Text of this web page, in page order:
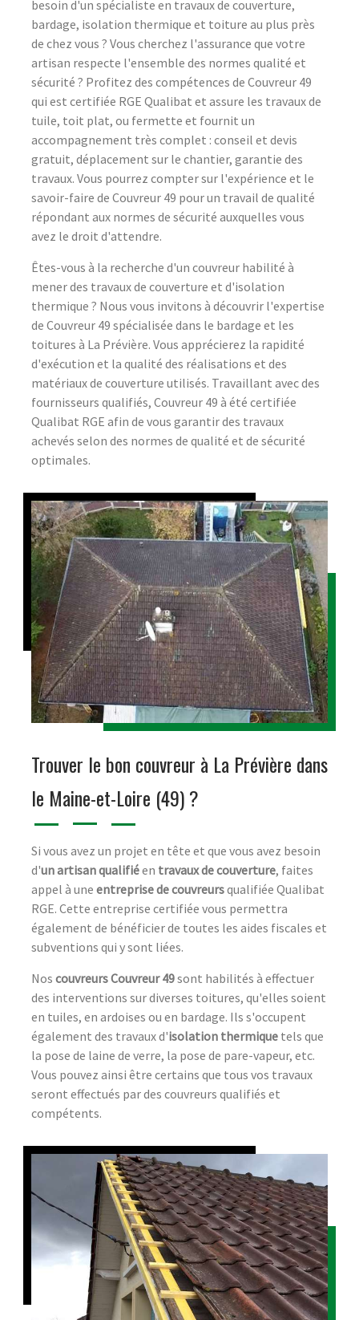
besoin d'un spécialiste en travaux de couverture,
bardage, isolation thermique et toiture au plus près
de chez vous ? Vous cherchez l'assurance que votre
artisan respecte l'ensemble des normes qualité et
sécurité ? Profitez des compétences de Couvreur 49
qui est certifiée RGE Qualibat et assure les travaux de
tuile, toit plat, ou fermette et fournit un
accompagnement très complet : conseil et devis
gratuit, déplacement sur le chantier, garantie des
travaux. Vous pourrez compter sur l'expérience et le
savoir-faire de Couvreur 49 pour un travail de qualité
répondant aux normes de sécurité auxquelles vous
avez le droit d'attendre.
Êtes-vous à la recherche d'un couvreur habilité à
mener des travaux de couverture et d'isolation
thermique ? Nous vous invitons à découvrir l'expertise
de Couvreur 49 spécialisée dans le bardage et les
toitures à La Prévière. Vous apprécierez la rapidité
d'exécution et la qualité des réalisations et des
matériaux de couverture utilisés. Travaillant avec des
fournisseurs qualifiés, Couvreur 49 à été certifiée
Qualibat RGE afin de vous garantir des travaux
achevés selon des normes de qualité et de sécurité
optimales.
Trouver le bon couvreur à La Prévière dans
le Maine-et-Loire (49) ?
Si vous avez un projet en tête et que vous avez besoin
d'un artisan qualifiéen travaux de couverture, faites
appel à une entreprise de couvreursqualifiée Qualibat
RGE. Cette entreprise certifiée vous permettra
également de bénéficier de toutes les aides fiscales et
subventions qui y sont liées.
Nos couvreurs Couvreur 49sont habilités à effectuer
des interventions sur diverses toitures, qu'elles soient
en tuiles, en ardoises ou en bardage. Ils s'occupent
également des travaux d'isolation thermique tels que
la pose de laine de verre, la pose de pare-vapeur, etc.
Vous pouvez ainsi être certains que tous vos travaux
seront effectués par des couvreurs qualifiés et
compétents.